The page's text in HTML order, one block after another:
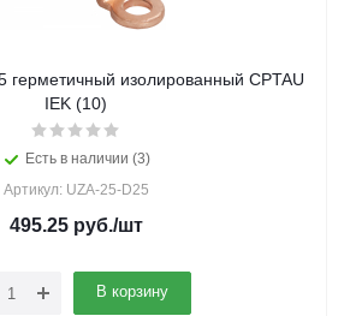
изолированный CPTAU
IEK (10)
Есть в наличии (3)
Артикул: UZA-25-D25
495.25руб./шт
В корзину